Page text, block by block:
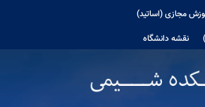
مجازی (اساتید)
نقشه دانشگاه